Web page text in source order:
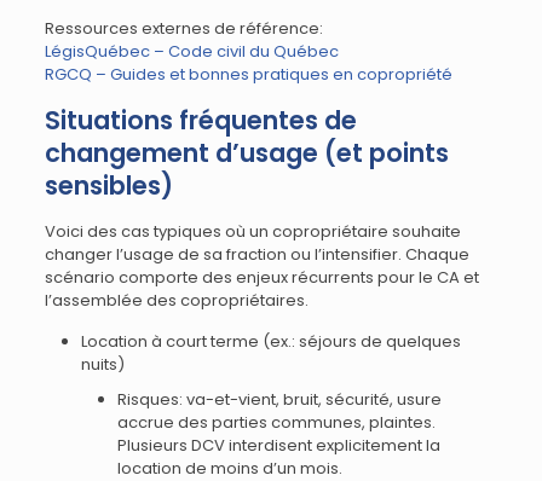
Ressources externes de référence:
LégisQuébec – Code civil du Québec
RGCQ – Guides et bonnes pratiques en copropriété
Situations fréquentes de
changement d’usage (et points
sensibles)
Voici des cas typiques où un copropriétaire souhaite
changer l’usage de sa fraction ou l’intensifier. Chaque
scénario comporte des enjeux récurrents pour le CA et
l’assemblée des copropriétaires.
Location à court terme (ex.: séjours de quelques
nuits)
Risques: va-et-vient, bruit, sécurité, usure
accrue des parties communes, plaintes.
Plusieurs DCV interdisent explicitement la
location de moins d’un mois.